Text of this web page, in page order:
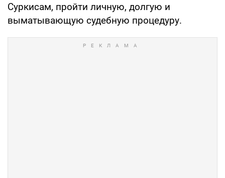
Суркисам, пройти личную, долгую и
выматывающую судебную процедуру.